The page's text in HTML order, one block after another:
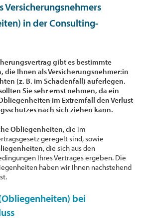
Versicherungsnehmers
in der Consulting-
gibt es bestimmte
die Ihnen als Versicherungsnehmer:in
(z. B. im Schadenfall) auferlegen.
Sie sehr ernst nehmen, da ein
im Extremfall den Verlust
nach sich ziehen kann.
Obliegenheiten, die im
geregelt sind, sowie
, die sich aus den
Ihres Vertrages ergeben. Die
haben wir Ihnen nachstehend
bei